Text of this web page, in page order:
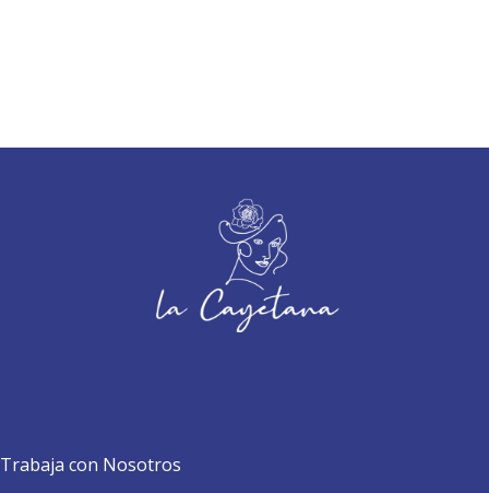
Trabaja con Nosotros